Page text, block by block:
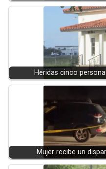
Heridas cinco
Mujer recibe un